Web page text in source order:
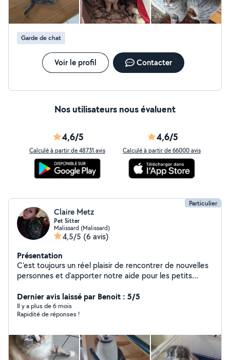
Garde de chat
Voir le profil Contacter
Nos utilisateurs nous évaluent
4,6/5
Calculé à partir de 48731 avis
4,6/5
Calculé à partir de 66000 avis
Particulier
Claire Metz
Pet Sitter
Malissard (Malissard)
4,5/5 (6 avis)
Présentation
C'est toujours un réel plaisir de rencontrer de nouvelles
personnes et d'apporter notre aide pour les petits
sitter de temps en temps.
Dernier avis laissé par Benoit : 5/5
Il y a plus de 6 mois
Rapidité de réponses !